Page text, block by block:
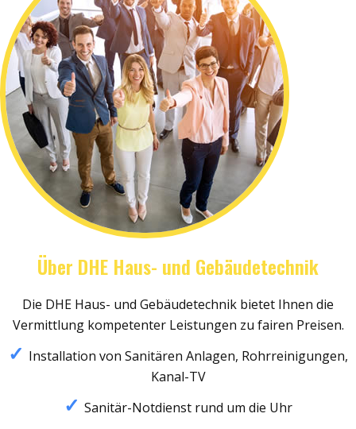
Über DHE Haus- und Gebäudetechnik
Die DHE Haus- und Gebäudetechnik bietet Ihnen die
Vermittlung kompetenter Leistungen zu fairen Preisen.
Installation von Sanitären Anlagen, Rohrreinigungen,
Kanal-TV
Sanitär-Notdienst rund um die Uhr